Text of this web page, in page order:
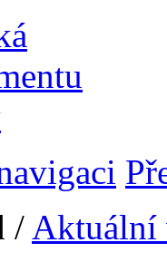
/ Aktuální